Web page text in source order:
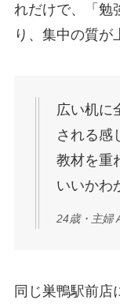
れだけで、「勉
り、集中の質が
広い机に
される感
教材を重
いいかわ
24歳・主婦
同じ巣鴨駅前店